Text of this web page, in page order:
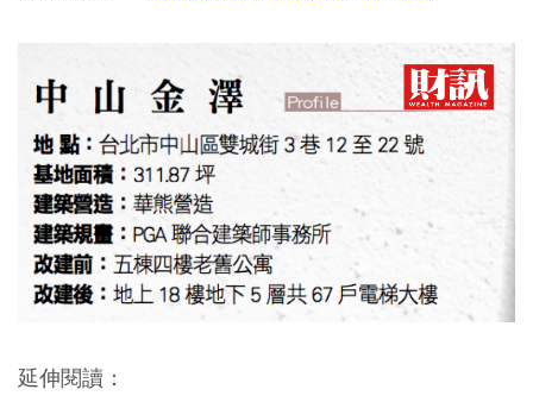
延伸閱讀：